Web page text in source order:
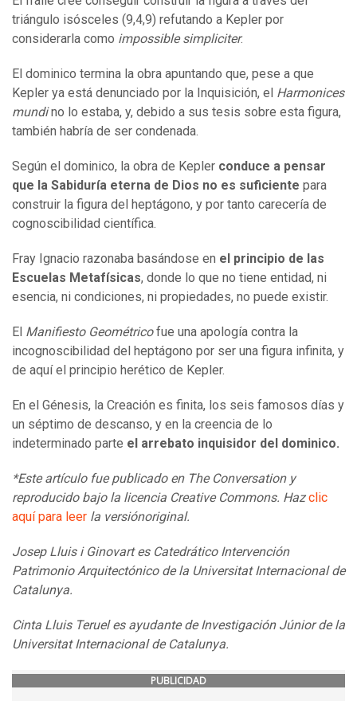
triángulo isósceles (9,4,9) refutando a Kepler por
considerarla como impossible simpliciter.
El dominico termina la obra apuntando que, pese a que
Kepler ya está denunciado por la Inquisición, el Harmonices
mundino lo estaba, y, debido a sus tesis sobre esta figura,
también habría de ser condenada.
Según el dominico, la obra de Kepler conduce a pensar
que la Sabiduría eterna de Dios no es suficiente para
construir la figura del heptágono, y por tanto carecería de
cognoscibilidad científica.
Fray Ignacio razonaba basándose en el principio de las
Escuelas Metafísicas, donde lo que no tiene entidad, ni
esencia, ni condiciones, ni propiedades, no puede existir.
El Manifiesto Geométricofue una apología contra la
incognoscibilidad del heptágono por ser una figura infinita, y
de aquí el principio herético de Kepler.
En el Génesis, la Creación es finita, los seis famosos días y
un séptimo de descanso, y en la creencia de lo
indeterminado parte el arrebato inquisidor del dominico.
*Este artículo fue publicado en The Conversation y
reproducido bajo la licencia Creative Commons. Hazclic
aquí para leer la versiónoriginal.
Josep Lluis i Ginovart es Catedrático Intervención
Patrimonio Arquitectónico de la Universitat Internacional de
Catalunya.
Cinta Lluis Teruel es ayudante de Investigación Júnior de la
Universitat Internacional de Catalunya.
PUBLICIDAD